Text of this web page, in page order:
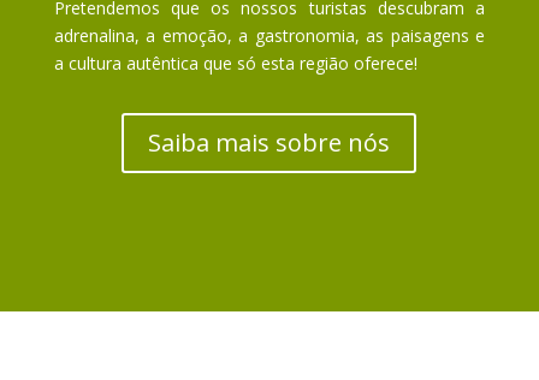
Pretendemos que os nossos turistas descubram a
adrenalina, a emoção, a gastronomia, as paisagens e
a cultura autêntica que só esta região oferece!
Saiba mais sobre nós